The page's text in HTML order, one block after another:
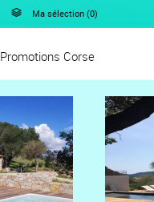
Ma sélection (0)
Promotions Corse